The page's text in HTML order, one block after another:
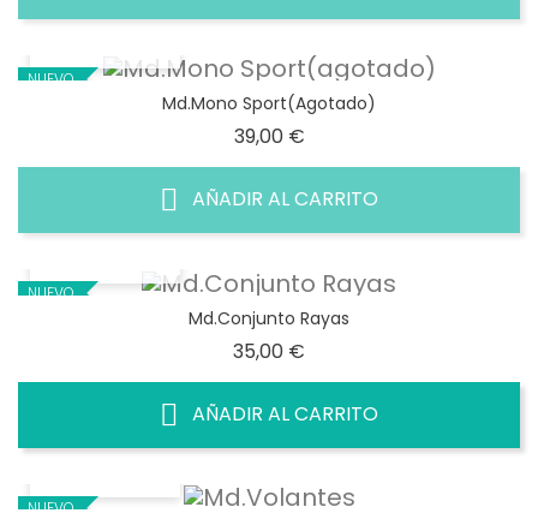
NUEVO
Md.Mono Sport(agotado)
39,00 €Precio
AÑADIR AL CARRITO
NUEVO
Md.Conjunto Rayas
35,00 €
AÑADIR AL CARRITO
NUEVO